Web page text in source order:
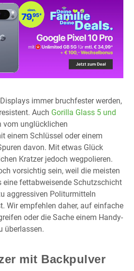
immer bruchfester werden,
Auch Gorilla Glass 5 und
vom unglücklichen
einem Schlüssel oder einem
davon. Mit etwas Glück
Kratzer jedoch wegpolieren.
vorsichtig sein, weil die meisten
eine fettabweisende Schutzschicht
aggressiven Politurmitteln
Wir empfehlen daher, auf einfache
oder die Sache einem Handy-
überlassen.
mit Backpulver